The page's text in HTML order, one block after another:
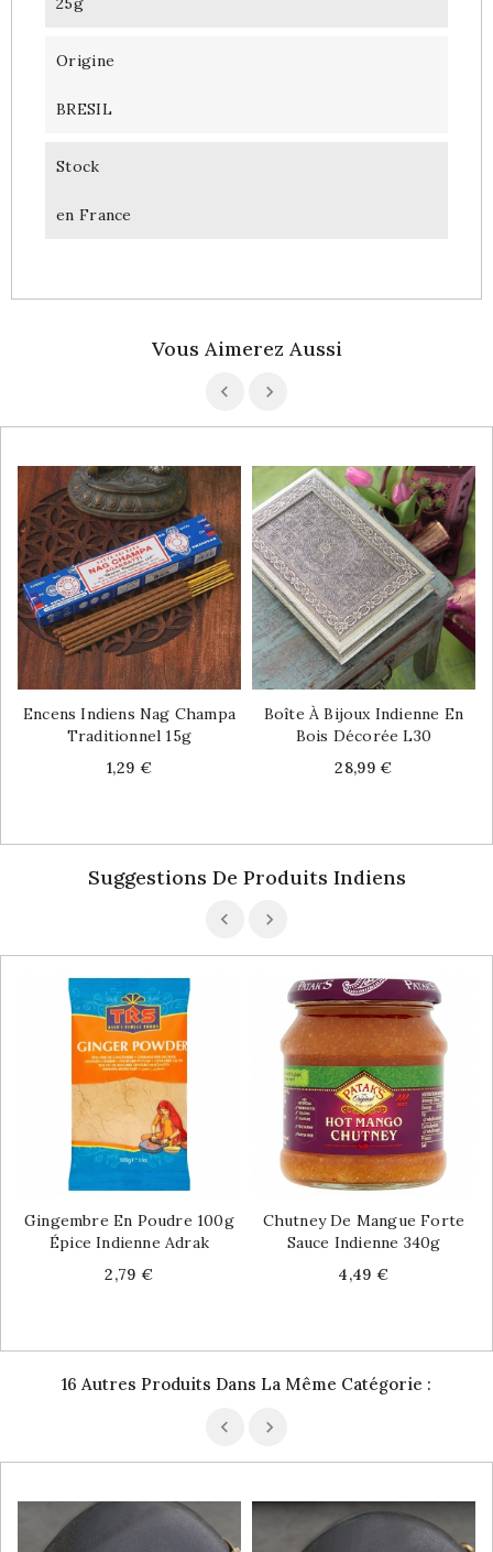
Origine
BRESIL
Stock
en France
Vous Aimerez Aussi
Encens Indiens Nag Champa
Traditionnel 15g
Price
1,29 €
Boîte À Bijoux Indienne En
Bois Décorée L30
Price
28,99 €
Suggestions De Produits Indiens
Gingembre En Poudre 100g
Épice Indienne Adrak
Price
2,79 €
Chutney De Mangue Forte
Sauce Indienne 340g
Price
4,49 €
16 Autres Produits Dans La Même Catégorie :